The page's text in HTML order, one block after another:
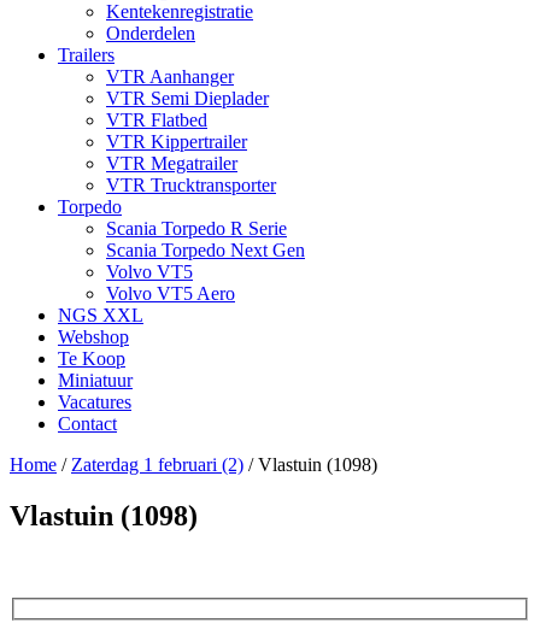
Kentekenregistratie
Onderdelen
Trailers
VTR Aanhanger
VTR Semi Dieplader
VTR Flatbed
VTR Kippertrailer
VTR Megatrailer
VTR Trucktransporter
Torpedo
Scania Torpedo R Serie
Scania Torpedo Next Gen
Volvo VT5
Volvo VT5 Aero
NGS XXL
Webshop
Te Koop
Miniatuur
Vacatures
Contact
Home / Zaterdag 1 februari (2) /Vlastuin (1098)
Vlastuin (1098)